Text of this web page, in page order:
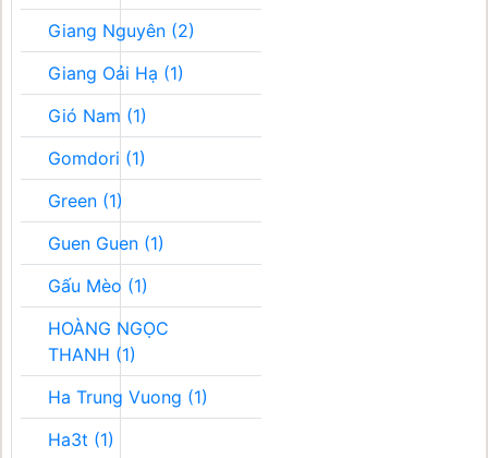
Giang Nguyên (2)
Giang Oải Hạ (1)
Gió Nam (1)
Gomdori (1)
Green (1)
Guen Guen (1)
Gấu Mèo (1)
HOÀNG NGỌC
THANH (1)
Ha Trung Vuong (1)
Ha3t (1)